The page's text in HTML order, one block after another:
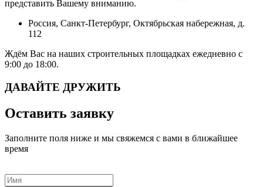
представить Вашему вниманию.
Россия, Санкт-Петербург, Октябрьская набережная, д.
112
Ждём Вас на наших строительных площадках ежедневно с
9:00 до 18:00.
ДАВАЙТЕ ДРУЖИТЬ
Оставить заявку
Заполните поля ниже и мы свяжемся с вами в ближайшее
время